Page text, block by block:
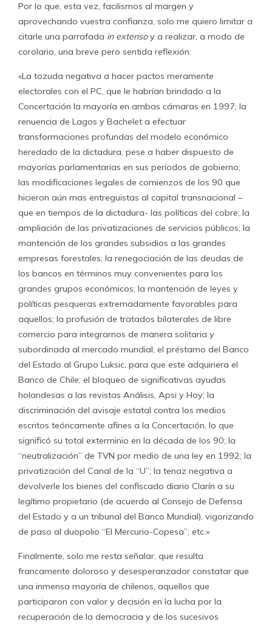
Por lo que, esta vez, facilismos al margen y
aprovechando vuestra confianza, solo me quiero limitar a
citarle una parrafada in extensoy a realizar, a modo de
corolario, una breve pero sentida reflexión:
«La tozuda negativa a hacer pactos meramente
electorales con el PC, que le habrían brindado a la
Concertación la mayoría en ambas cámaras en 1997; la
renuencia de Lagos y Bachelet a efectuar
transformaciones profundas del modelo económico
heredado de la dictadura, pese a haber dispuesto de
mayorías parlamentarias en sus períodos de gobierno;
las modificaciones legales de comienzos de los 90 que
hicieron aún mas entreguistas al capital transnacional –
que en tiempos de la dictadura- las políticas del cobre; la
ampliación de las privatizaciones de servicios públicos; la
mantención de los grandes subsidios a las grandes
empresas forestales; la renegociación de las deudas de
los bancos en términos muy convenientes para los
grandes grupos económicos; la mantención de leyes y
políticas pesqueras extremadamente favorables para
aquellos; la profusión de tratados bilaterales de libre
comercio para integrarnos de manera solitaria y
subordinada al mercado mundial; el préstamo del Banco
del Estado al Grupo Luksic, para que este adquiriera el
Banco de Chile; el bloqueo de significativas ayudas
holandesas a las revistas Análisis, Apsi y Hoy; la
discriminación del avisaje estatal contra los medios
escritos teóricamente afines a la Concertación, lo que
significó su total exterminio en la década de los 90; la
“neutralización” de TVN por medio de una ley en 1992; la
privatización del Canal de la “U”; la tenaz negativa a
devolverle los bienes del confiscado diario Clarín a su
legítimo propietario (de acuerdo al Consejo de Defensa
del Estado y a un tribunal del Banco Mundial), vigorizando
de paso al duopolio “El Mercurio-Copesa”; etc.»
Finalmente, solo me resta señalar, que resulta
francamente doloroso y desesperanzador constatar que
una inmensa mayoría de chilenos, aquellos que
participaron con valor y decisión en la lucha por la
recuperación de la democracia y de los sucesivos